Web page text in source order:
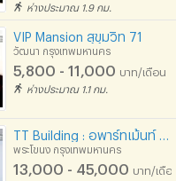
ห่างประมาณ 1.9 กม.
VIP Mansion สุขุมวิท 71
วัฒนา กรุงเทพมหานคร
5,800 - 11,000 บาท/เดือน
ห่างประมาณ 1.1 กม.
พระโขนง กรุงเทพมหานคร
13,000 - 45,000 บาท/เดือน